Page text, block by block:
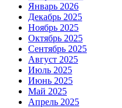
Январь 2026
Декабрь 2025
Ноябрь 2025
Октябрь 2025
Сентябрь 2025
Август 2025
Июль 2025
Июнь 2025
Май 2025
Апрель 2025